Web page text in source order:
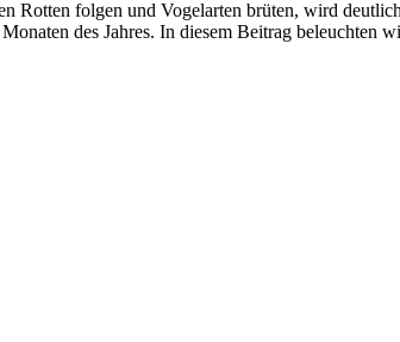
folgen und Vogelarten brüten, wird
des Jahres. In diesem Beitrag beleuchten